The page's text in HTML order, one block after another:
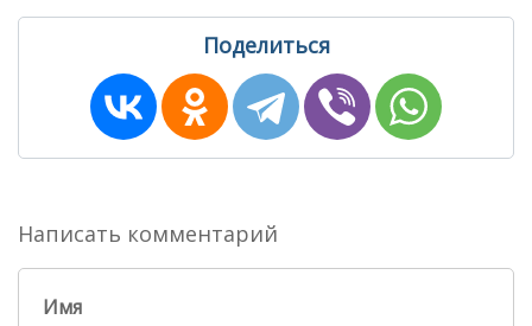
Поделиться
Написать комментарий
Имя